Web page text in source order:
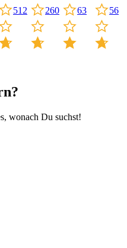
512 260 63 56
wonach Du suchst!